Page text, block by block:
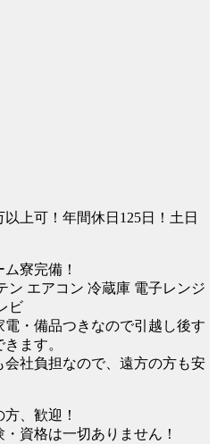
以上可！年間休日125日！土日
寮完備！
ン エアコン 冷蔵庫 電子レンジ
ビ
電・備品つきなので引越し後す
ます。
会社負担なので、遠方の方も安
、歓迎！
・資格は一切ありません！